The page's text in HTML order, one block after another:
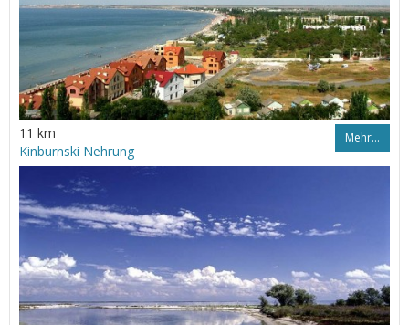
11 km Mehr…
Kinburnski Nehrung